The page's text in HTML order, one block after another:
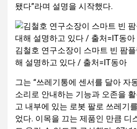
됐다”라며 설명을 시작했다.
김철호 연구소장이 스마트 빈 팜
해 설명하고 있다 / 출처=IT동아
그는 “쓰레기통에 센서를 달아 자
소리로 안내하는 기능과 오존을
고 내부에 있는 로봇 팔로 쓰레기
었다. 이목을 끄는 제품인 만큼 디